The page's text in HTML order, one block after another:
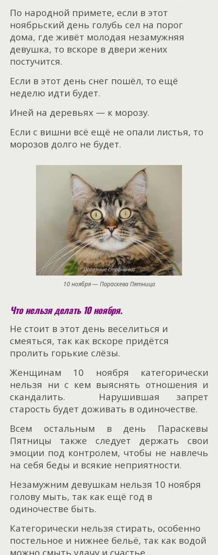
По народной примете, если в этот
ноябрьский день голубь сел на порог
дома, где живёт молодая незамужняя
девушка, то вскоре в двери жених
постучится.
Если в этот день снег пошёл, то ещё
неделю идти будет.
Иней на деревьях — к морозу.
Если с вишни всё ещё не опали листья, то
морозов долго не будет.
10 ноября — Параскева Пятница
Что нельзя делать 10 ноября.
Не стоит в этот день веселиться и
смеяться, так как вскоре придётся
пролить горькие слёзы.
Женщинам 10 ноября категорически
нельзя ни с кем выяснять отношения и
скандалить. Нарушившая запрет
старость будет доживать в одиночестве.
Всем остальным в день Параскевы
Пятницы также следует держать свои
эмоции под контролем, чтобы не навлечь
на себя беды и всякие неприятности.
Незамужним девушкам нельзя 10 ноября
голову мыть, так как ещё год в
одиночестве быть.
Категорически нельзя стирать, особенно
постельное и нижнее бельё, так как водой
можно смыть удачу и счастье.